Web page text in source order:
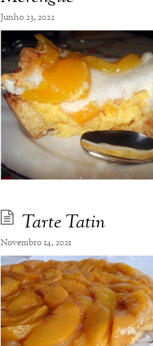
Junho 23, 2022
Tarte Tatin
Novembro 14, 2021